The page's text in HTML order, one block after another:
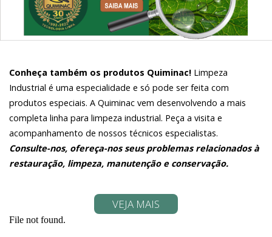
Conheça também os produtos Quiminac! Limpeza
Industrial é uma especialidade e só pode ser feita com
produtos especiais. A Quiminac vem desenvolvendo a mais
completa linha para limpeza industrial. Peça a visita e
acompanhamento de nossos técnicos especialistas.
Consulte-nos, ofereça-nos seus problemas relacionados à
restauração, limpeza, manutenção e conservação.
VEJA MAIS